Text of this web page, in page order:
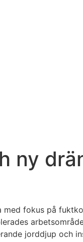
ny
fokus på
jorddjup och